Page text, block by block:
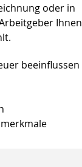
oder in
Ihnen
beeinflussen